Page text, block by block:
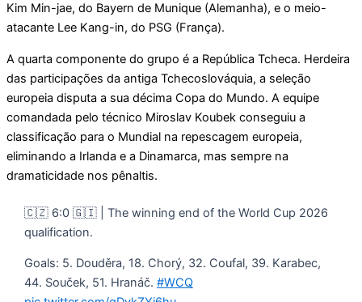
Kim Min-jae, do Bayern de Munique (Alemanha), e o meio-
atacante Lee Kang-in, do PSG (França).
A quarta componente do grupo é a República Tcheca. Herdeira
das participações da antiga Tchecoslováquia, a seleção
europeia disputa a sua décima Copa do Mundo. A equipe
comandada pelo técnico Miroslav Koubek conseguiu a
classificação para o Mundial na repescagem europeia,
eliminando a Irlanda e a Dinamarca, mas sempre na
dramaticidade nos pênaltis.
🇨🇿 6:0 🇬🇮 | The winning end of the World Cup 2026
qualification.
Goals: 5. Douděra, 18. Chorý, 32. Coufal, 39. Karabec,
44. Souček, 51. Hranáč. #WCQ